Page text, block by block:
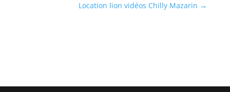
Location lion vidéos Chilly Mazarin →